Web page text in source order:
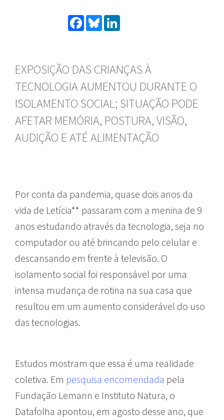
Facebook
Bluesky
EXPOSIÇÃO DAS CRIANÇAS À
TECNOLOGIA AUMENTOU DURANTE O
ISOLAMENTO SOCIAL; SITUAÇÃO PODE
AFETAR MEMÓRIA, POSTURA, VISÃO,
AUDIÇÃO E ATÉ ALIMENTAÇÃO
Por conta da pandemia, quase dois anos da
vida de Letícia** passaram com a menina de 9
anos estudando através da tecnologia, seja no
computador ou até brincando pelo celular e
descansando em frente à televisão. O
isolamento social foi responsável por uma
intensa mudança de rotina na sua casa que
resultou em um aumento considerável do uso
das tecnologias.
Estudos mostram que essa é uma realidade
coletiva. Em pesquisa encomendada pela
Fundação Lemann e Instituto Natura, o
Datafolha apontou, em agosto desse ano, que